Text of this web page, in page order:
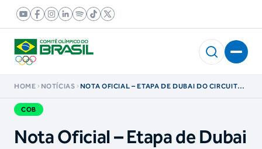
HOME NOTÍCIAS
NOTA OFICIAL – ETAPA DE DUBAI DO CIRCUITO
COB
Nota Oficial – Etapa de Dubai